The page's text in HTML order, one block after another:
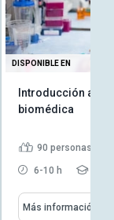
DISPONIBLE EN
Introducción a la
biomédica
90 personas les
6-10 h
Más información